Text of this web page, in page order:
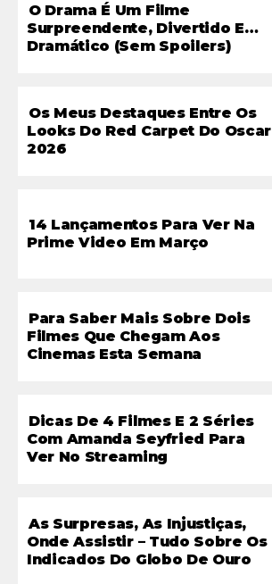
O Drama É Um Filme
Surpreendente, Divertido E…
Dramático (sem Spoilers)
Os Meus Destaques Entre Os
Looks Do Red Carpet Do Oscar
2026
14 Lançamentos Para Ver Na
Prime Video Em Março
Para Saber Mais Sobre Dois
Filmes Que Chegam Aos
Cinemas Esta Semana
Dicas De 4 Filmes E 2 Séries
Com Amanda Seyfried Para
Ver No Streaming
As Surpresas, As Injustiças,
Onde Assistir – Tudo Sobre Os
Indicados Do Globo De Ouro